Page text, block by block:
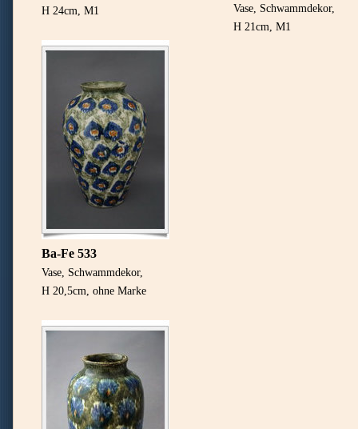
H 24cm, M1
Vase, Schwammdekor,
H 21cm, M1
Ba-Fe 533
Vase, Schwammdekor,
H 20,5cm, ohne Marke